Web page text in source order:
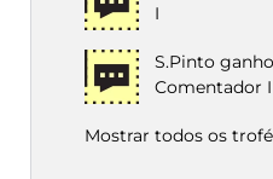
I
S.Pinto
Comentador I
Mostrar todos os